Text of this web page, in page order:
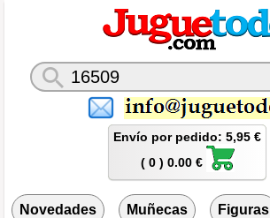
Envío por pedido: 5,95 €
( 0 ) 0.00 €
Novedades Muñecas Figuras